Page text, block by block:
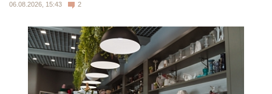
06.08.2026, 15:43 2